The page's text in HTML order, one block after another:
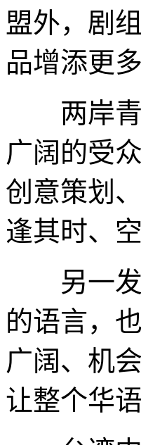
盟外，剧
品增添更
两岸青
广阔的受
创意策划
逢其时、
另一发
的语言，
广阔、机
让整个华